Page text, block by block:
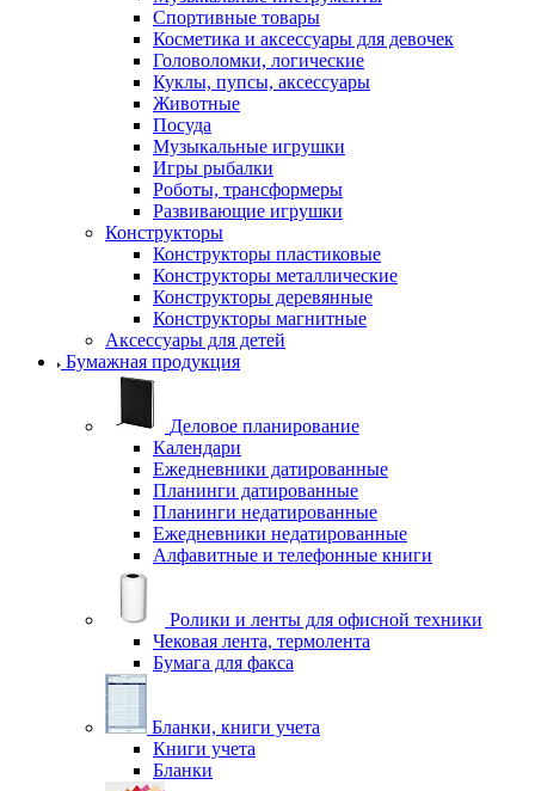
Спортивные товары
Косметика и аксессуары для девочек
Головоломки, логические
Куклы, пупсы, аксессуары
Животные
Посуда
Музыкальные игрушки
Игры рыбалки
Роботы, трансформеры
Развивающие игрушки
Конструкторы
Конструкторы пластиковые
Конструкторы металлические
Конструкторы деревянные
Конструкторы магнитные
Аксессуары для детей
Бумажная продукция
Деловое планирование
Календари
Ежедневники датированные
Планинги датированные
Планинги недатированные
Ежедневники недатированные
Алфавитные и телефонные книги
Ролики и ленты для офисной техники
Чековая лента, термолента
Бумага для факса
Бланки, книги учета
Книги учета
Бланки